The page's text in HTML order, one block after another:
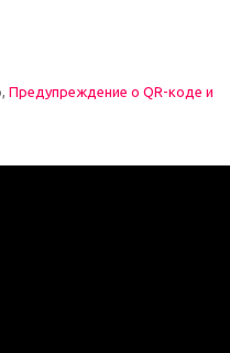
Предупреждение о QR-коде и